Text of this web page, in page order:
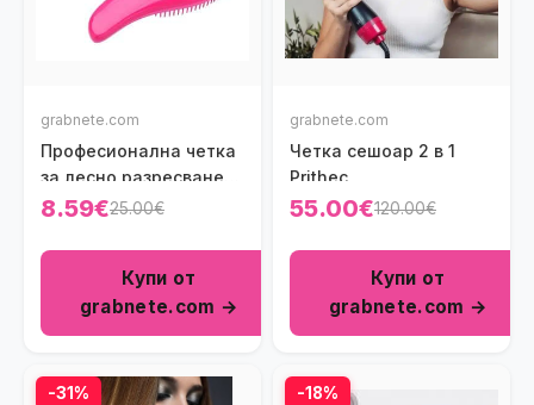
grabnete.com
Професионална четка
за лесно разресване
Tangle Tamer
8.59€25.00€
Купи от
grabnete.com →
grabnete.com
Четка сешоар 2 в 1
Prithec
55.00€120.00€
Купи от
grabnete.com →
-31% -18%